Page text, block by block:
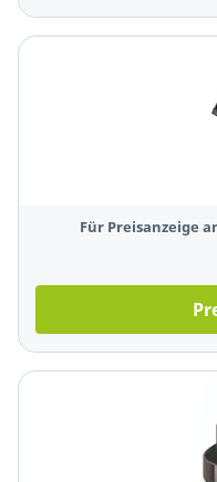
Für Preisanzeige